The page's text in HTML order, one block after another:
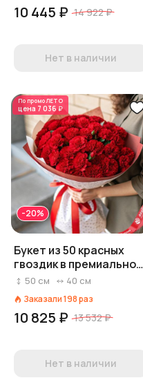
10 445 ₽ 14 922 ₽
Нет в наличии
По промоЛЕТО
цена 7 036 ₽
-20%
Букет из 50 красных
гвоздик в премиальной
бумаге с лентой
50 см 40 см
Заказали198раз
10 825 ₽ 13 532 ₽
Нет в наличии